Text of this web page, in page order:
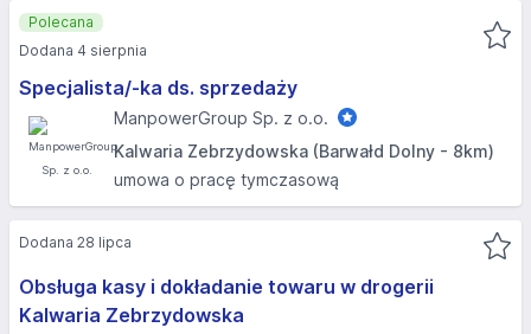
Specjalista/-ka ds. sprzedaży
ManpowerGroup Sp. z o.o.
Kalwaria Zebrzydowska (Barwałd Dolny - 8km)
umowa o pracę tymczasową
Polecana
Dodana 4 sierpnia
Obsługa kasy i dokładanie towaru w drogerii
Kalwaria Zebrzydowska
Dodana 28 lipca